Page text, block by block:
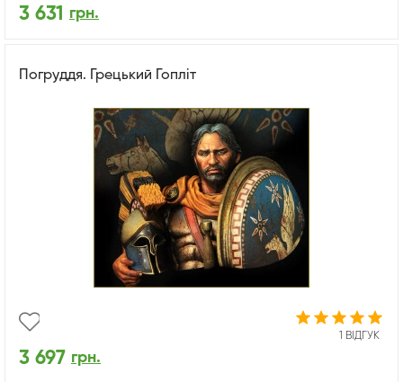
3 631 грн.
Погруддя. Грецький Гопліт
1 ВІДГУК
3 697 грн.